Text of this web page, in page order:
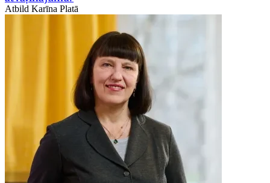
Atbild Karīna Platā